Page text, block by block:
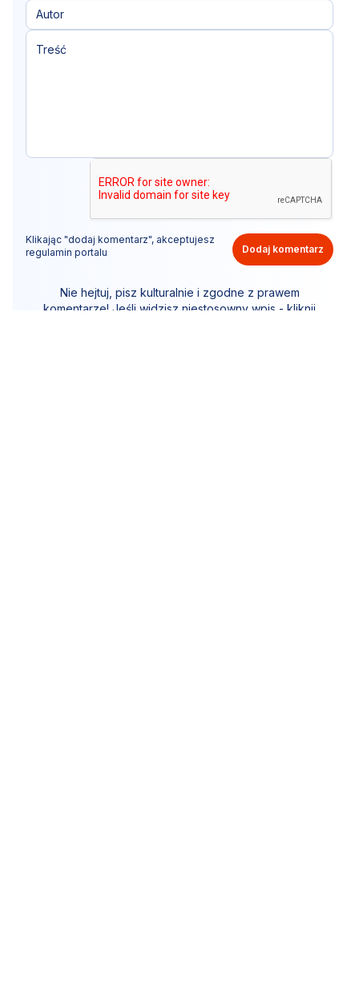
Klikając "dodaj komentarz", akceptujesz
regulamin portalu
Dodaj komentarz
Nie hejtuj, pisz kulturalnie i zgodne z prawem
komentarze! Jeśli widzisz niestosowny wpis - kliknij